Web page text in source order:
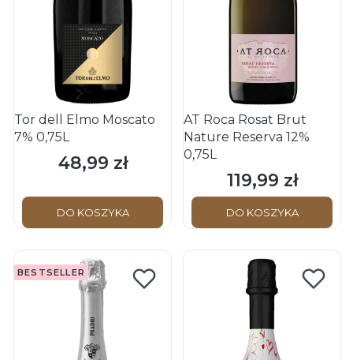
Tor dell Elmo Moscato
7% 0,75L
Cena
48,99 zł
DO KOSZYKA
AT Roca Rosat Brut
Nature Reserva 12%
0,75L
Cena
119,99 zł
DO KOSZYKA
BESTSELLER